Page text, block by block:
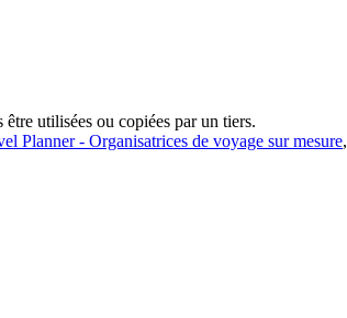
être utilisées ou copiées par un tiers.
Planner - Organisatrices de voyage sur mesure,